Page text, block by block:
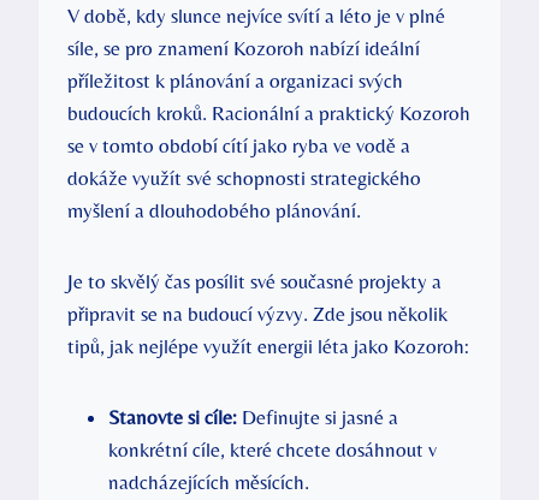
V době, kdy slunce nejvíce svítí a léto je v plné
síle, se pro znamení Kozoroh nabízí ideální
příležitost k plánování a organizaci svých
budoucích kroků. Racionální a praktický Kozoroh
se v tomto období cítí jako ryba ve vodě a
dokáže využít své schopnosti strategického
myšlení a dlouhodobého plánování.
Je to skvělý čas posílit své současné projekty a
připravit se na budoucí výzvy. Zde jsou několik
tipů, jak nejlépe využít energii léta jako Kozoroh:
Stanovte si cíle: Definujte si jasné a
konkrétní cíle, které chcete dosáhnout v
nadcházejících měsících.